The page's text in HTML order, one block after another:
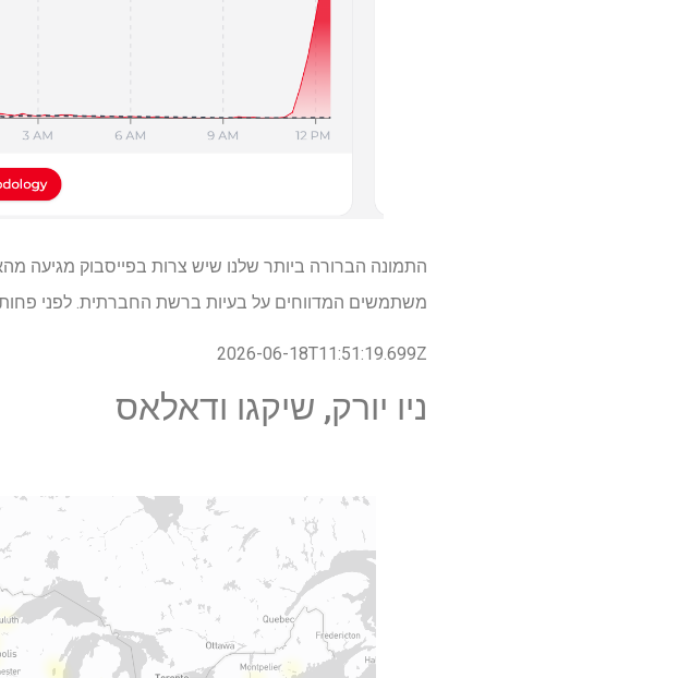
משתמשים המדווחים על בעיות ברשת החברתית. לפני
2026-06-18T11:51:19.699Z
ניו יורק, שיקגו ודאלאס